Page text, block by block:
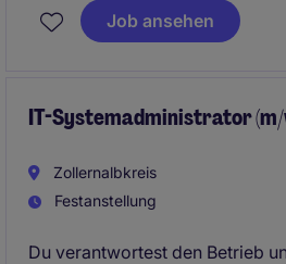
Job ansehen
IT-Systemadministrator
Zollernalbkreis
Festanstellung
Du verantwortest den Betrieb